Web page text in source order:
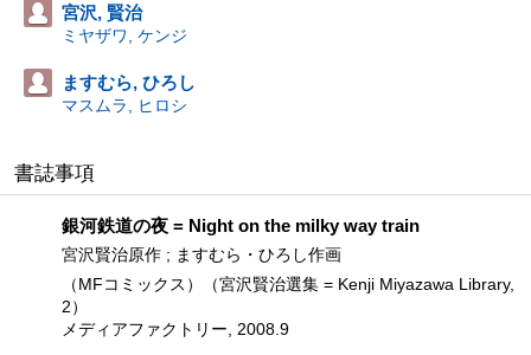
宮沢, 賢治
ミヤザワ, ケンジ
ますむら, ひろし
マスムラ, ヒロシ
書誌事項
銀河鉄道の夜 = Night on the milky way train
宮沢賢治原作 ; ますむら・ひろし作画
（MFコミックス）（宮沢賢治選集 = Kenji Miyazawa Library,
2）
メディアファクトリー, 2008.9